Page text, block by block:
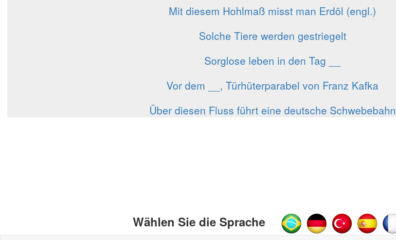
Mit diesem Hohlmaß misst man Erdöl (engl.)
Solche Tiere werden gestriegelt
Sorglose leben in den Tag __
Vor dem __, Türhüterparabel von Franz Kafka
Über diesen Fluss führt eine deutsche Schwebebahn
Wählen Sie die Sprache